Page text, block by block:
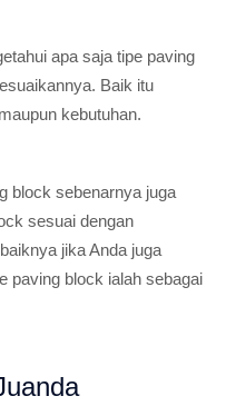
apa saja tipe paving
Baik itu
kebutuhan.
block sebenarnya juga
sesuai dengan
jika Anda juga
paving block ialah sebagai